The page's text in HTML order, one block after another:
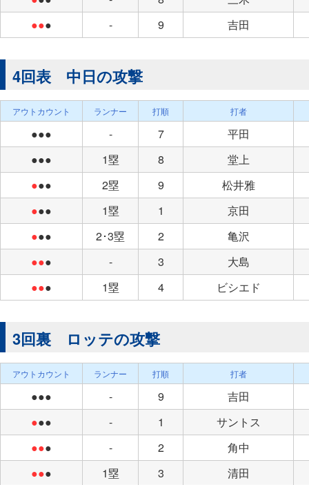
●●● - 9 吉田
4回表 中日の攻撃
アウトカウント ランナー 打順 打者
●●● - 7
平田
●●●
1塁 8
堂上
●●● 2塁 9
松井雅
●●● 1塁 1
京田
●●● 2･3塁 2
亀沢
●●● - 3
大島
●●● 1塁 4 ビシエド
3回裏 ロッテの攻撃
アウトカウント ランナー 打順 打者
●●● - 9
吉田
●●● - 1
サントス
●●● - 2
角中
●●● 1塁 3
清田